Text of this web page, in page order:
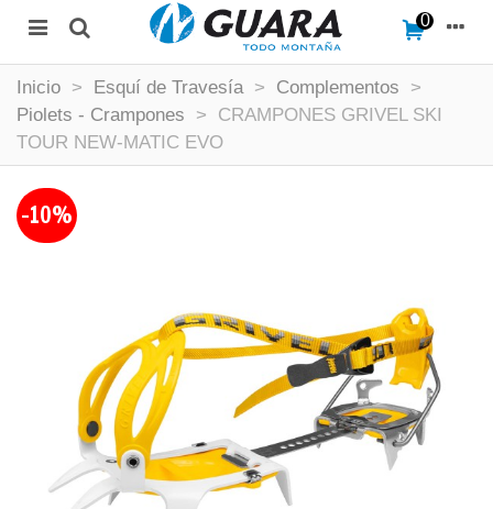
0
Inicio > Esquí de Travesía > Complementos
>
Piolets - Crampones
>
CRAMPONES GRIVEL SKI
TOUR NEW-MATIC EVO
-10%